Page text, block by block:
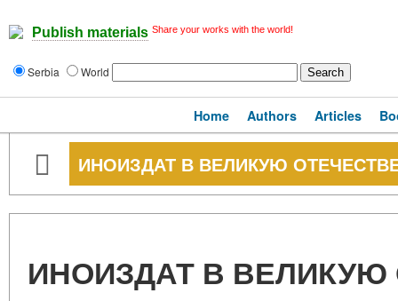
Publish materials Share your works with the world!
Serbia World
Home Authors Articles
ИНОИЗДАТ В ВЕЛИКУЮ
ИНОИЗДАТ В